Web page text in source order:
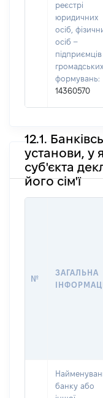
реєстрі
юридичних
осіб,
осіб –
підприємців
громадських
формувань:
14360570
12.1.
установи, у
суб'єкта
його сім'ї
№
ЗАГАЛЬНА
банку або